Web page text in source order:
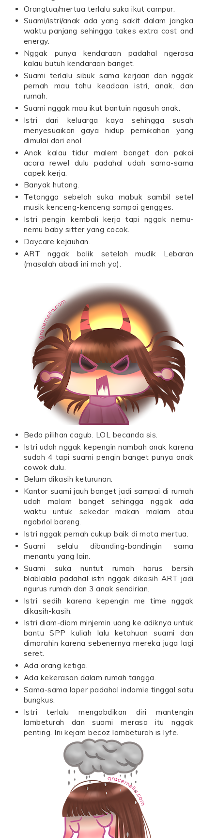
Orangtua/mertua terlalu suka ikut campur.
Suami/istri/anak ada yang sakit dalam jangka
waktu panjang sehingga takes extra cost and
energy.
Nggak punya kendaraan padahal ngerasa
kalau butuh kendaraan banget.
Suami terlalu sibuk sama kerjaan dan nggak
pernah mau tahu keadaan istri, anak, dan
rumah.
Suami nggak mau ikut bantuin ngasuh anak.
Istri dari keluarga kaya sehingga susah
menyesuaikan gaya hidup pernikahan yang
dimulai dari enol.
Anak kalau tidur malem banget dan pakai
acara rewel dulu padahal udah sama-sama
capek kerja.
Banyak hutang.
Tetangga sebelah suka mabuk sambil setel
musik kenceng-kenceng sampai gengges.
Istri pengin kembali kerja tapi nggak nemu-
nemu baby sitter yang cocok.
Daycare kejauhan.
ART nggak balik setelah mudik Lebaran
(masalah abadi ini mah ya).
Beda pilihan cagub. LOL becanda sis.
Istri udah nggak kepengin nambah anak karena
sudah 4 tapi suami pengin banget punya anak
cowok dulu.
Belum dikasih keturunan.
Kantor suami jauh banget jadi sampai di rumah
udah malam banget sehingga nggak ada
waktu untuk sekedar makan malam atau
ngobrlol bareng.
Istri nggak pernah cukup baik di mata mertua.
Suami selalu dibanding-bandingin sama
menantu yang lain.
Suami suka nuntut rumah harus bersih
blablabla padahal istri nggak dikasih ART jadi
ngurus rumah dan 3 anak sendirian.
Istri sedih karena kepengin me time nggak
dikasih-kasih.
Istri diam-diam minjemin uang ke adiknya untuk
bantu SPP kuliah lalu ketahuan suami dan
dimarahin karena sebenernya mereka juga lagi
seret.
Ada orang ketiga.
Ada kekerasan dalam rumah tangga.
Sama-sama laper padahal indomie tinggal satu
bungkus.
Istri terlalu mengabdikan diri mantengin
lambeturah dan suami merasa itu nggak
penting. Ini kejam becoz lambeturah is lyfe.